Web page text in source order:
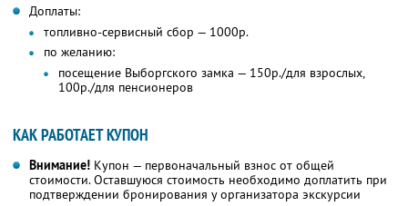
Доплаты:
топливно-сервисный сбор — 1000р.
по желанию:
посещение Выборгского замка — 150р./для взрослых,
100р./для пенсионеров
КАК РАБОТАЕТ КУПОН
Внимание! Купон — первоначальный взнос от общей
стоимости. Оставшуюся стоимость необходимо доплатить при
подтверждении бронирования у организатора экскурсии